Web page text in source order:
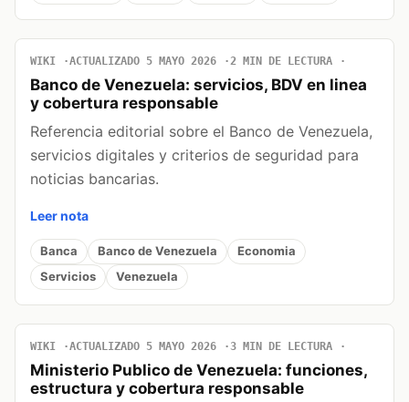
WIKI ACTUALIZADO 5 MAYO 2026 2 MIN DE LECTURA
Banco de Venezuela: servicios, BDV en linea
y cobertura responsable
Referencia editorial sobre el Banco de Venezuela,
servicios digitales y criterios de seguridad para
noticias bancarias.
Leer nota
Banca Banco de Venezuela
Economia
Servicios
Venezuela
WIKI ACTUALIZADO 5 MAYO 2026 3 MIN DE LECTURA
Ministerio Publico de Venezuela: funciones,
estructura y cobertura responsable